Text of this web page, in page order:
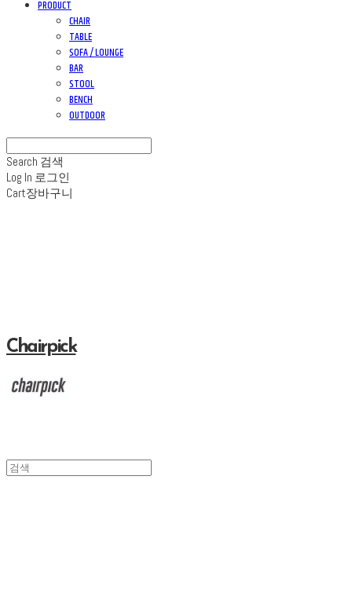
PRODUCT
CHAIR
TABLE
SOFA / LOUNGE
BAR
STOOL
BENCH
OUTDOOR
Search 검색
Log In 로그인
Cart장바구니
Chairpick